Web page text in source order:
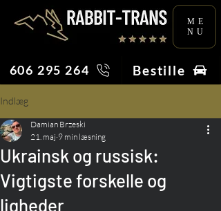
ME
NU
606 295 264 Bestille
Indlæg
Ukrainsk og russisk:
Vigtigste forskelle og
ligheder
Damian Brzeski
21. maj 9 min læsning